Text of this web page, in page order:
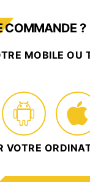
COMMANDE ?
MOBILE OU
VOTRE